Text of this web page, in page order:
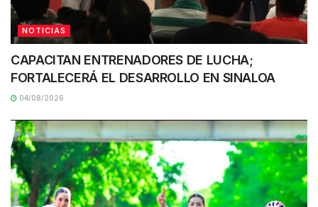
NOTICIAS
CAPACITAN ENTRENADORES DE LUCHA;
FORTALECERÁ EL DESARROLLO EN SINALOA
04/08/2026